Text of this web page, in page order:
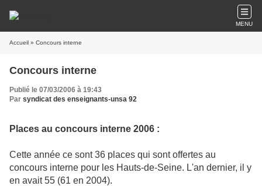
MENU
Accueil » Concours interne
Concours interne
Publié le 07/03/2006 à 19:43
Par syndicat des enseignants-unsa 92
Places au concours interne 2006 :
Cette année ce sont 36 places qui sont offertes au
concours interne pour les Hauts-de-Seine. L'an dernier, il y
en avait 55 (61 en 2004).